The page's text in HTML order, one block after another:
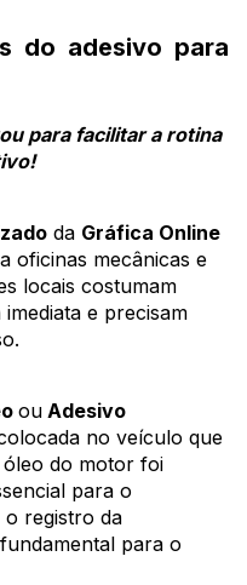
do adesivo para
para facilitar a rotina
da Gráfica Online
oficinas mecânicas e
locais costumam
e precisam
ou Adesivo
no veículo que
óleo do motor foi
para o
registro da
para o